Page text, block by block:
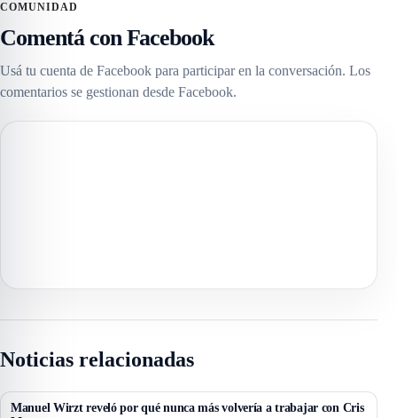
COMUNIDAD
Comentá con Facebook
Usá tu cuenta de Facebook para participar en la conversación. Los
comentarios se gestionan desde Facebook.
Noticias relacionadas
Manuel Wirzt reveló por qué nunca más volvería a trabajar con Cris